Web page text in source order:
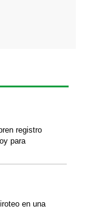
registro
para
en una